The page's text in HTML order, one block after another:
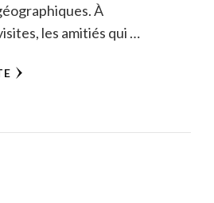
À
les amitiés qui …